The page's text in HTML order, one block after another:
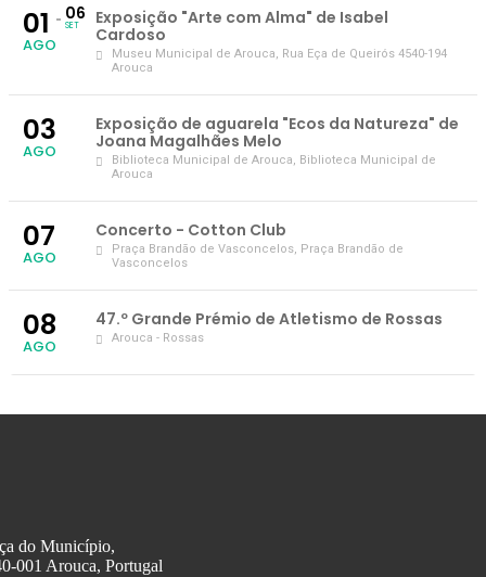
01
AGO
06
SET
Exposição "Arte com Alma" de Isabel
Cardoso
Museu Municipal de Arouca, Rua Eça de Queirós 4540-194
Arouca
03
AGO
Exposição de aguarela "Ecos da Natureza" de
Joana Magalhães Melo
Biblioteca Municipal de Arouca, Biblioteca Municipal de
Arouca
07
AGO
Concerto - Cotton Club
Praça Brandão de Vasconcelos, Praça Brandão de
Vasconcelos
08
AGO
47.º Grande Prémio de Atletismo de Rossas
Arouca - Rossas
do Município,
001 Arouca, Portugal